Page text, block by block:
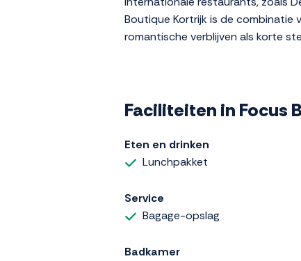
Boutique Kortrijk is de combinatie
romantische verblijven als korte
Faciliteiten in Focus
Eten en drinken
Lunchpakket
Service
Bagage-opslag
Badkamer